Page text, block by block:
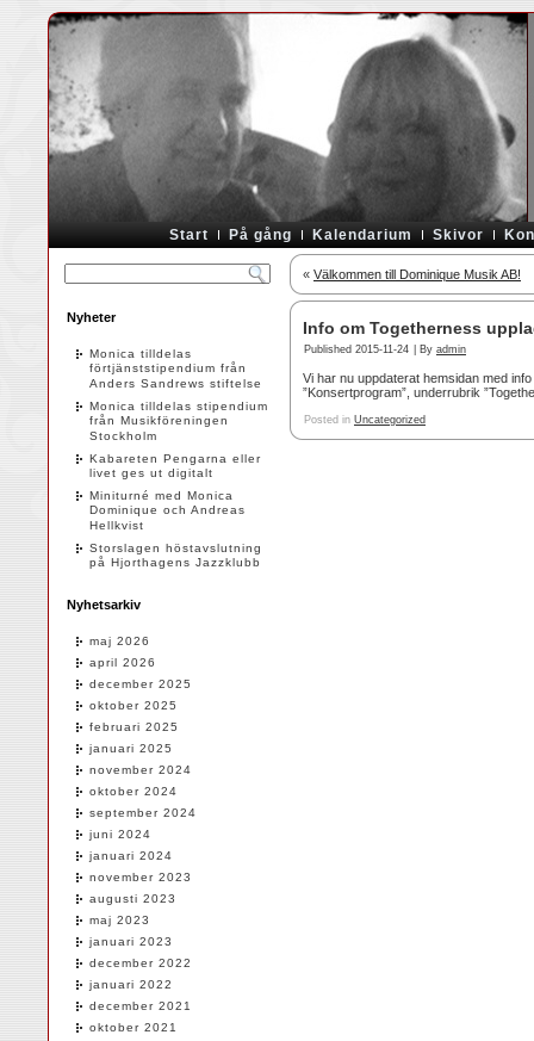
Start På gång Kalendarium Skivor
Nyheter
Monica tilldelas
förtjänststipendium från
Anders Sandrews stiftelse
Monica tilldelas stipendium
från Musikföreningen
Stockholm
Kabareten Pengarna eller
livet ges ut digitalt
Miniturné med Monica
Dominique och Andreas
Hellkvist
Storslagen höstavslutning
på Hjorthagens Jazzklubb
Nyhetsarkiv
maj 2026
april 2026
december 2025
oktober 2025
februari 2025
januari 2025
november 2024
oktober 2024
september 2024
juni 2024
januari 2024
november 2023
augusti 2023
maj 2023
januari 2023
december 2022
januari 2022
december 2021
oktober 2021
« Välkommen till Dominique Musik AB!
Info om Togetherness
Published 2015-11-24 By admin
Vi har nu uppdaterat hemsidan med
”Konsertprogram”, underrubrik
Posted in Uncategorized